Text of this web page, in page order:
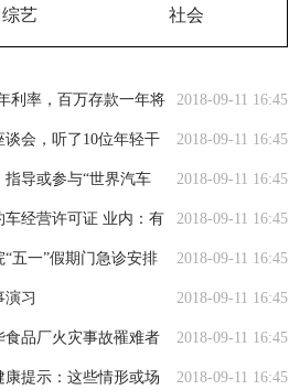
综艺 社会
2018-09-11 16:45
利率，百万存款一年将
2018-09-11 16:45
会，听了10位年轻干
2018-09-11 16:45
导或参与“世界汽车
2018-09-11 16:45
经营许可证 业内：有
2018-09-11 16:45
五一”假期门急诊安排
2018-09-11 16:45
习
2018-09-11 16:45
食品厂火灾事故罹难者
2018-09-11 16:45
提示：这些情形或场